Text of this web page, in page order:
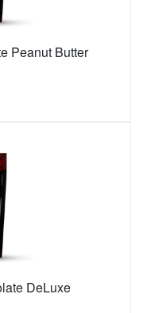
Peanut Butter
DeLuxe